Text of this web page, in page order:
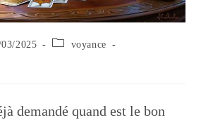
2025
Post
voyance
demandé quand est le bon